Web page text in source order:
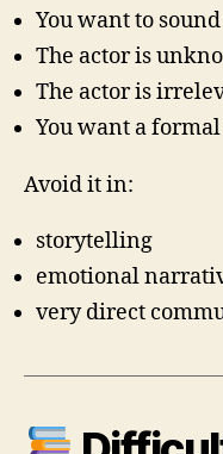
You want to
The actor is
The actor is
You want a
Avoid it in:
storytelling
emotional
very direct